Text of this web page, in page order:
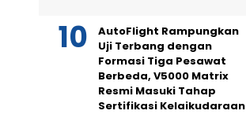
AutoFlight Rampungkan
Uji Terbang dengan
Formasi Tiga Pesawat
Berbeda, V5000 Matrix
Resmi Masuki Tahap
Sertifikasi Kelaikudaraan